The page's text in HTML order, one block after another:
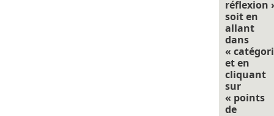
réflexion
soit en
allant
dans
«
et en
cliquant
sur
« points
de